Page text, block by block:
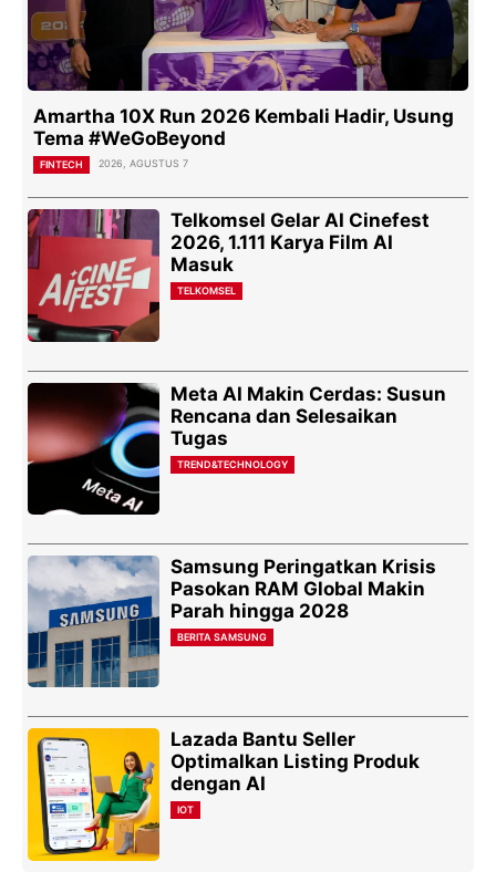
Amartha 10X Run 2026 Kembali Hadir, Usung
Tema #WeGoBeyond
FINTECH 2026, AGUSTUS 7
Telkomsel Gelar AI Cinefest
2026, 1.111 Karya Film AI
Masuk
TELKOMSEL
Meta AI Makin Cerdas: Susun
Rencana dan Selesaikan
Tugas
TREND&TECHNOLOGY
Samsung Peringatkan Krisis
Pasokan RAM Global Makin
Parah hingga 2028
BERITA SAMSUNG
Lazada Bantu Seller
Optimalkan Listing Produk
dengan AI
IOT